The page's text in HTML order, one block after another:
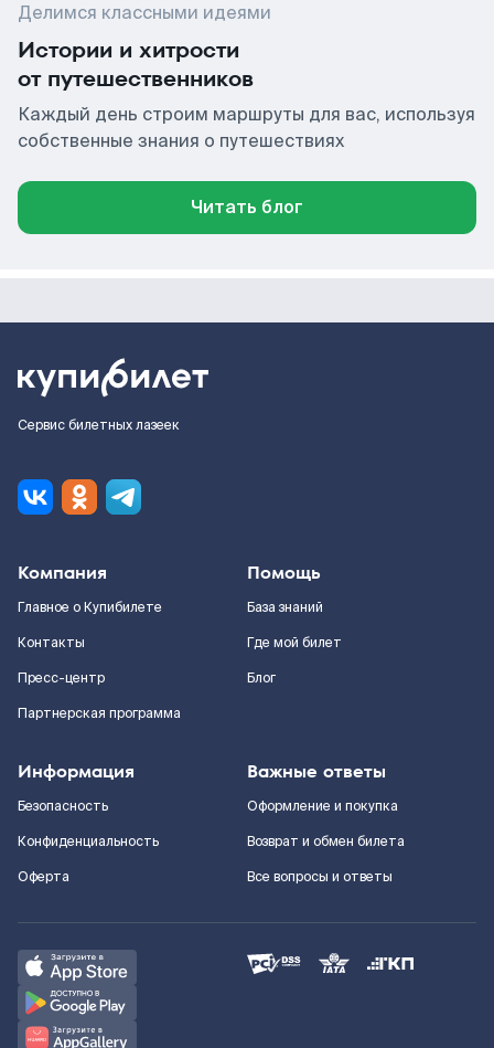
Делимся классными идеями
Истории и хитрости
от путешественников
Каждый день строим маршруты для вас, используя
собственные знания о путешествиях
Читать блог
Сервис билетных лазеек
Компания
Главное о Купибилете
Контакты
Пресс-центр
Партнерская программа
Помощь
База знаний
Где мой билет
Блог
Информация
Безопасность
Конфиденциальность
Оферта
Важные ответы
Оформление и покупка
Возврат и обмен билета
Все вопросы и ответы